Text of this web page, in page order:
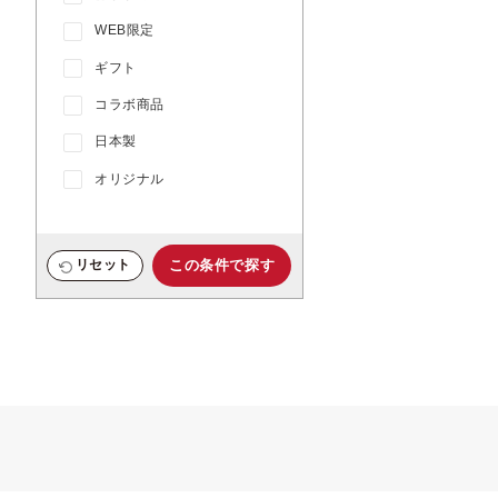
WEB限定
ギフト
コラボ商品
日本製
オリジナル
リセット この条件で探す